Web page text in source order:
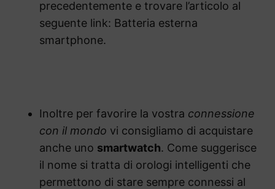
precedentemente e trovare l’articolo al
seguente link: Batteria esterna
smartphone.
Inoltre per favorire la vostra connessione
con il mondo vi consigliamo di acquistare
anche uno smartwatch. Come suggerisce
il nome si tratta di orologi intelligenti che
permettono di stare sempre connessi al